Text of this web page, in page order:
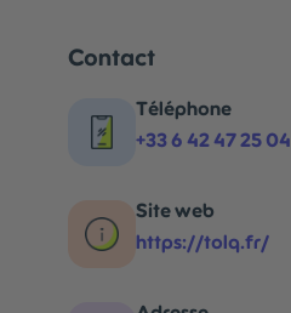
Contact
Téléphone
+33 6 42 47 25 04
Site web
https://tolq.fr/